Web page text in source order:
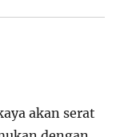
akan serat